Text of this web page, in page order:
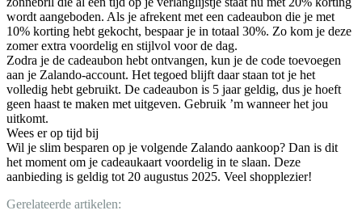
wordt aangeboden. Als je afrekent met een cadeaubon die je met
10% korting hebt gekocht, bespaar je in totaal 30%. Zo kom je deze
zomer extra voordelig en stijlvol voor de dag.
Zodra je de cadeaubon hebt ontvangen, kun je de code toevoegen
aan je Zalando-account. Het tegoed blijft daar staan tot je het
volledig hebt gebruikt. De cadeaubon is 5 jaar geldig, dus je hoeft
geen haast te maken met uitgeven. Gebruik ’m wanneer het jou
uitkomt.
Wees er op tijd bij
Wil je slim besparen op je volgende Zalando aankoop? Dan is dit
het moment om je cadeaukaart voordelig in te slaan. Deze
aanbieding is geldig tot 20 augustus 2025. Veel shopplezier!
Gerelateerde artikelen: